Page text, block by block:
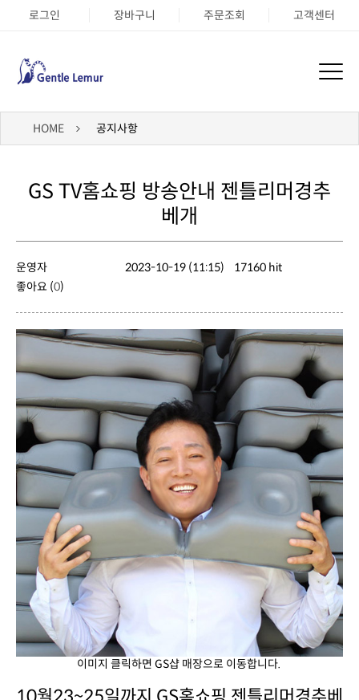
로그인 장바구니 주문조회 고객센터
HOME 공지사항
베개
운영자 2023-10-19 (11:15)
17160 hit
좋아요 (0)
이미지 클릭하면 GS샵 매장으로 이동합니다.